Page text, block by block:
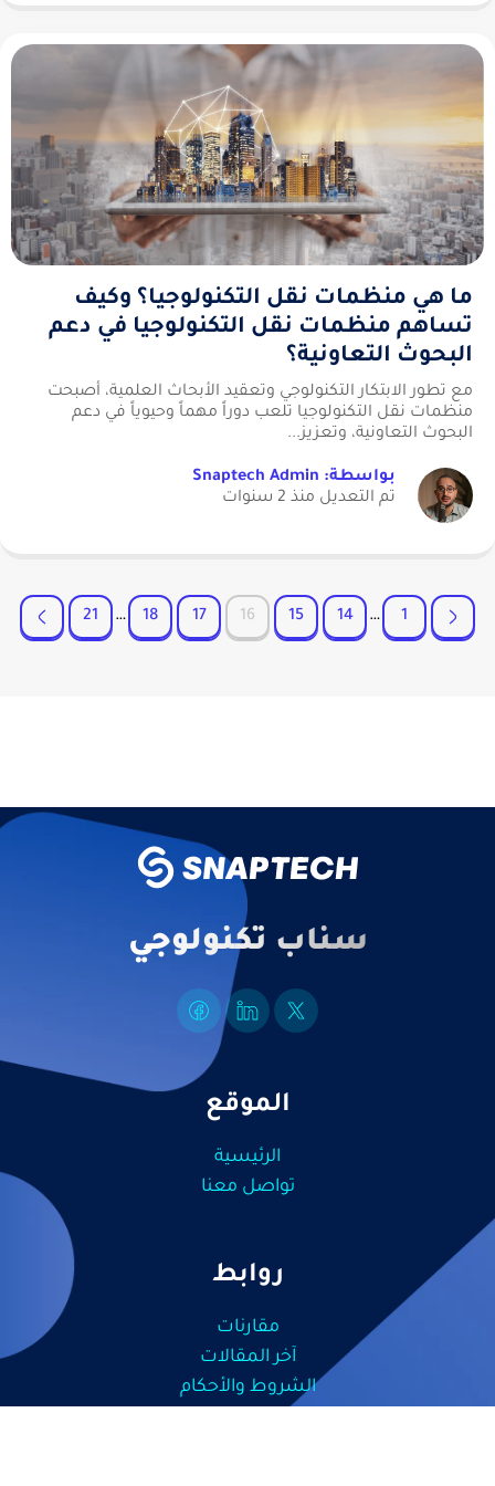
ما هي منظمات نقل التكنولوجيا؟ وكيف
تساهم منظمات نقل التكنولوجيا في دعم
البحوث التعاونية؟
مع تطور الابتكار التكنولوجي وتعقيد الأبحاث العلمية، أصبحت
منظمات نقل التكنولوجيا تلعب دوراً مهماً وحيوياً في دعم
البحوث التعاونية، وتعزيز...
بواسطة: Snaptech Admin
تم التعديل منذ 2 سنوات
1
…
14
15
16
17
18
…
21
سناب تكنولوجي
الموقع
الرئيسية
تواصل معنا
روابط
مقارنات
آخر المقالات
الشروط والأحكام